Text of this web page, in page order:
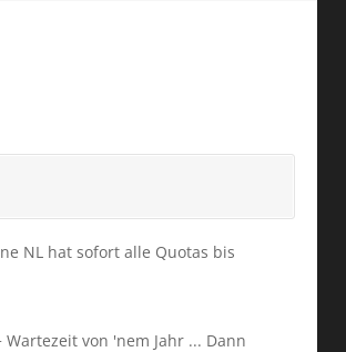
NL hat sofort alle Quotas bis
von 'nem Jahr ... Dann